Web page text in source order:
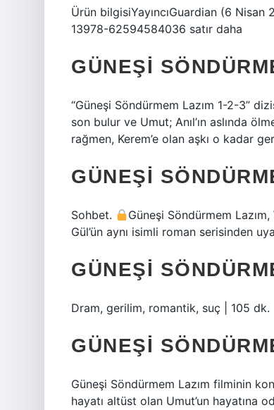
Ürün bilgisiYayıncıGuardian (6
13978-62594584036 satır daha
GÜNEŞI
“Güneşi Söndürmem Lazım 1-2-3”
son bulur ve Umut; Anıl’ın aslında
rağmen, Kerem’e olan aşkı o kadar
GÜNEŞI
Sohbet.
Güneşi Söndürmem
Gül’ün aynı isimli roman serisinden
GÜNEŞI
Dram, gerilim, romantik, suç | 105 dk.
GÜNEŞI
Güneşi Söndürmem Lazım filminin
hayatı altüst olan Umut’un hayatına